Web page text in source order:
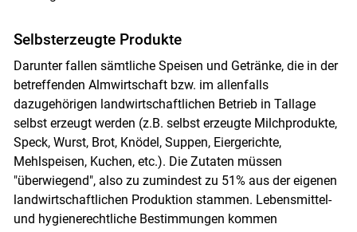
Selbsterzeugte Produkte
Darunter fallen sämtliche Speisen und Getränke, die in der
betreffenden Almwirtschaft bzw. im allenfalls
dazugehörigen landwirtschaftlichen Betrieb in Tallage
selbst erzeugt werden (z.B. selbst erzeugte Milchprodukte,
Speck, Wurst, Brot, Knödel, Suppen, Eiergerichte,
Mehlspeisen, Kuchen, etc.). Die Zutaten müssen
"überwiegend", also zu zumindest zu 51% aus der eigenen
landwirtschaftlichen Produktion stammen. Lebensmittel-
und hygienerechtliche Bestimmungen kommen